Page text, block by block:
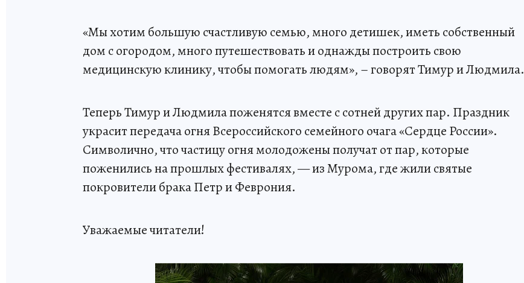
«Мы хотим большую счастливую семью, много детишек, иметь собственный
дом с огородом, много путешествовать и однажды построить свою
медицинскую клинику, чтобы помогать людям», – говорят Тимур и Людмила.
Теперь Тимур и Людмила поженятся вместе с сотней других пар. Праздник
украсит передача огня Всероссийского семейного очага «Сердце России».
Символично, что частицу огня молодожены получат от пар, которые
поженились на прошлых фестивалях, — из Мурома, где жили святые
покровители брака Петр и Феврония.
Уважаемые читатели!